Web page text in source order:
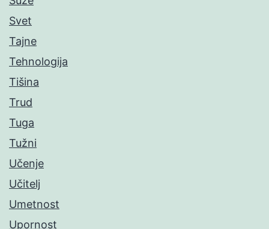
Svet
Tajne
Tehnologija
Tišina
Trud
Tuga
Tužni
Učenje
Učitelj
Umetnost
Upornost